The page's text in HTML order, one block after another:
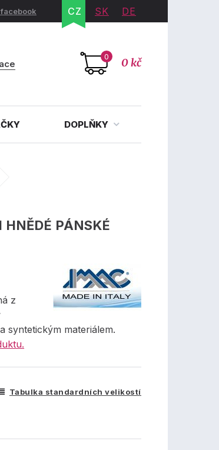
CZ SK DE
0 0 kč
DOPLŇKY
PÁNSKÉ
z
syntetickým materiálem.
Tabulka standardních velikostí